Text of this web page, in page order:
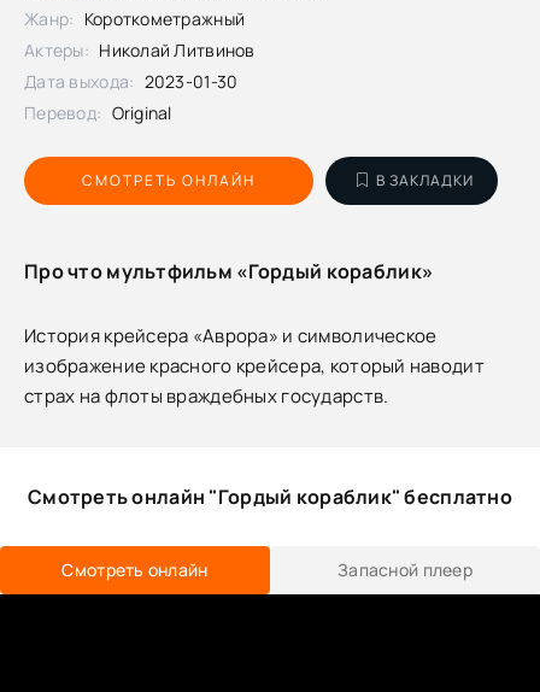
СМОТРЕТЬ ОНЛАЙН В ЗАКЛАДКИ
Жанр: Короткометражный
Актеры: Николай Литвинов
Дата выхода: 2023-01-30
Перевод: Original
Про что мультфильм «Гордый кораблик»
История крейсера «Аврора» и символическое
изображение красного крейсера, который наводит
страх на флоты враждебных государств.
Смотреть онлайн "Гордый кораблик" бесплатно
Смотреть онлайн Запасной плеер